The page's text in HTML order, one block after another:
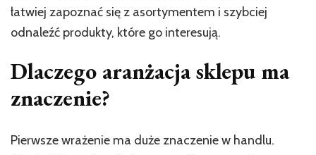
łatwiej zapoznać się z asortymentem i szybciej
odnaleźć produkty, które go interesują.
Dlaczego aranżacja sklepu ma
znaczenie?
Pierwsze wrażenie ma duże znaczenie w handlu.